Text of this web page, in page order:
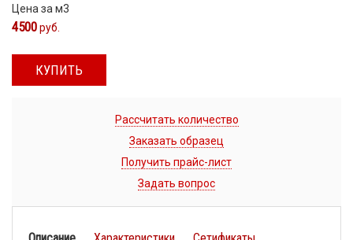
Цена за м3
4500руб.
КУПИТЬ
Рассчитать количество
Заказать образец
Получить прайс-лист
Задать вопрос